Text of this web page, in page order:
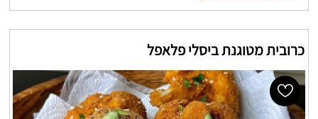
כרובית מטוגנת ביסלי פלאפל